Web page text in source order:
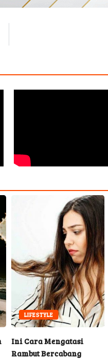
LIFESTYLE
Ini Cara Mengatasi
Rambut Bercabang